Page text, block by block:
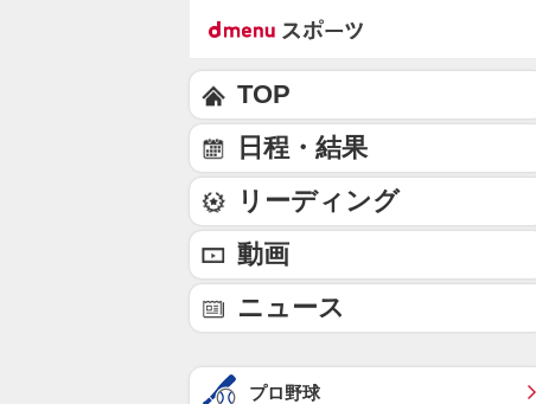
TOP
日程・結果
リーディング
動画
ニュース
プロ野球